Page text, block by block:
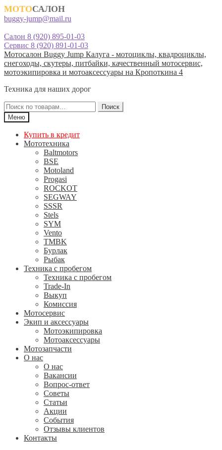
МОТОСАЛОН
buggy-jump@mail.ru
Салон 8 (920) 895-01-03
Сервис 8 (920) 891-01-03
Перейти
к
навигации
Перейти
к
содержимому
Мотосалон Buggy Jump Калуга - мотоциклы, квадроциклы,
снегоходы, скутеры, питбайки, качественный мотосервис,
мотоэкипировка и мотоаксессуары на Кропоткина 4
Техника для наших дорог
Искать:
Поиск
Меню
Купить в кредит
Мототехника
Baltmotors
BSE
Motoland
Progasi
ROCKOT
SEGWAY
SSSR
Stels
SYM
Vento
TMBK
Бурлак
Рыбак
Техника с пробегом
Техника с пробегом
Trade-In
Выкуп
Комиссия
Мотосервис
Экип и аксессуары
Мотоэкипировка
Мотоаксессуары
Мотозапчасти
О нас
О нас
Вакансии
Вопрос-ответ
Советы
Статьи
Акции
События
Отзывы клиентов
Контакты